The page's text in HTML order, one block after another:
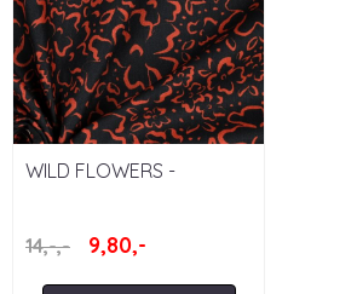
WILD FLOWERS -
14,-,-
9,80,-